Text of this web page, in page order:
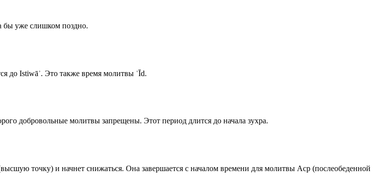
бы уже слишком поздно.
до Istiwāʾ. Это также время молитвы ʿĪd.
добровольные молитвы запрещены. Этот период длится до начала зухра.
точку) и начнет снижаться. Она завершается с началом времени для молитвы Аср (послеобеденной